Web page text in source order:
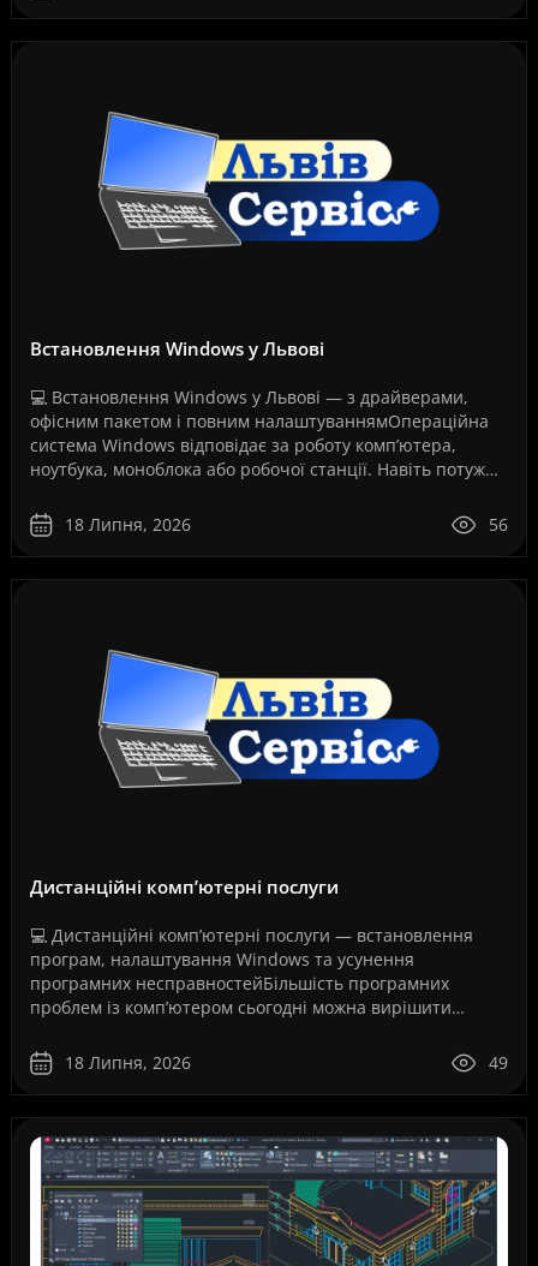
Встановлення Windows у Львові
💻 Встановлення Windows у Львові — з драйверами,
офісним пакетом і повним налаштуваннямОпераційна
система Windows відповідає за роботу комп’ютера,
ноутбука, моноблока або робочої станції. Навіть потужне
18 Липня, 2026
56
Дистанційні комп’ютерні послуги
💻 Дистанційні комп’ютерні послуги — встановлення
програм, налаштування Windows та усунення
програмних несправностейБільшість програмних
проблем із комп’ютером сьогодні можна вирішити
центру та без оч..
18 Липня, 2026 49